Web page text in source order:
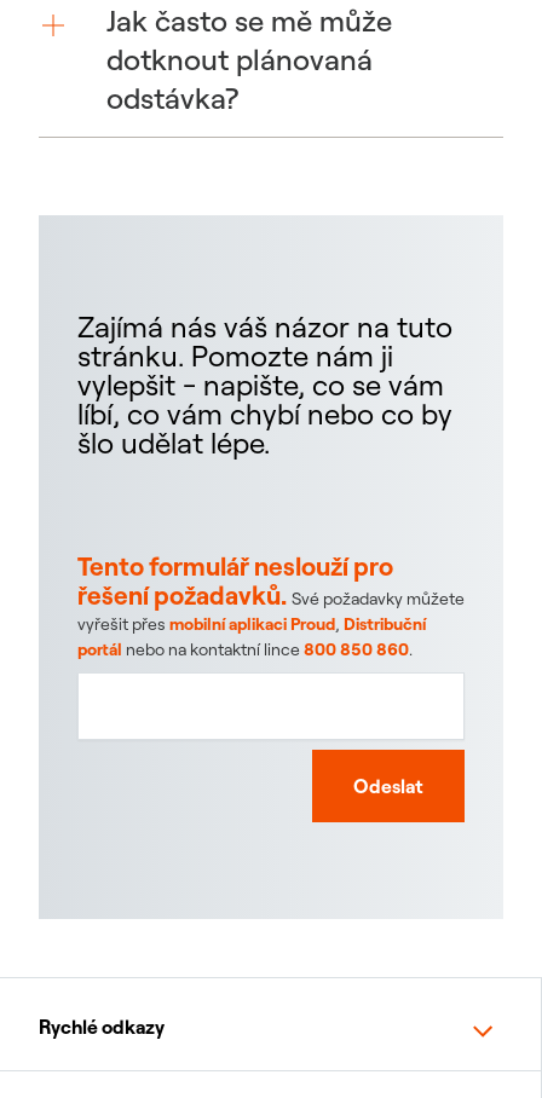
Jak často se mě může
dotknout plánovaná
odstávka?
Zajímá nás váš názor na tuto
stránku. Pomozte nám ji
vylepšit - napište, co se vám
líbí, co vám chybí nebo co by
šlo udělat lépe.
Tento formulář neslouží pro
řešení požadavků. Své požadavky můžete
vyřešit přes mobilní aplikaci Proud, Distribuční
portál nebo na kontaktní lince800 850 860.
Odeslat
Rychlé odkazy